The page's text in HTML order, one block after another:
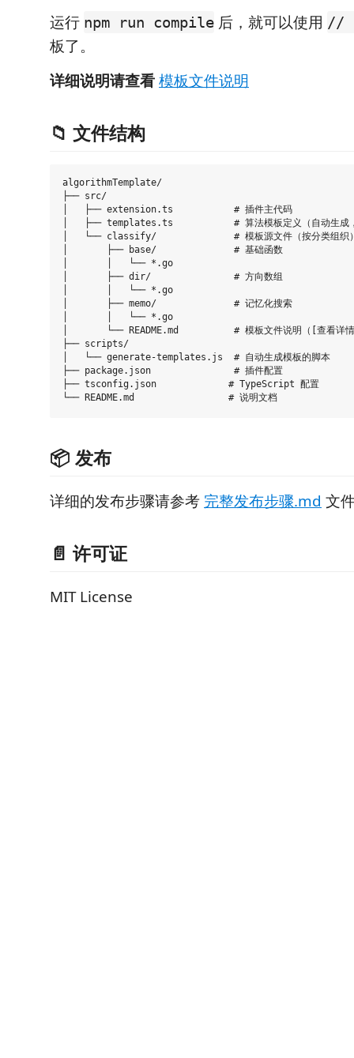
运行 npm run compile 后，就可以使用 //
板了。
详细说明请查看模板文件说明
📁 文件结构
algorithmTemplate/
├── src/
│   ├── extension.ts           # 插件主代码
│   ├── templates.ts           # 算法模板定义（自动生成，
│   └── classify/              # 模板源文件（按分类组织
│       ├── base/              # 基础函数
│       │   └── *.go
│       ├── dir/               # 方向数组
│       │   └── *.go
│       ├── memo/              # 记忆化搜索
│       │   └── *.go
│       └── README.md          # 模板文件说明（[查看
├── scripts/
│   └── generate-templates.js  # 自动生成模板的脚本
├── package.json               # 插件配置
├── tsconfig.json             # TypeScript 配置
📦 发布
详细的发布步骤请参考 完整发布步骤.md 文
📄 许可证
MIT License